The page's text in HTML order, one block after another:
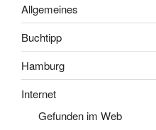
Allgemeines
Buchtipp
Hamburg
Internet
Gefunden im Web